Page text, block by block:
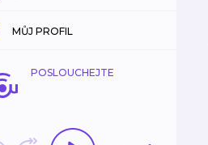
MŮJ PROFIL
POSLOUCHEJTE